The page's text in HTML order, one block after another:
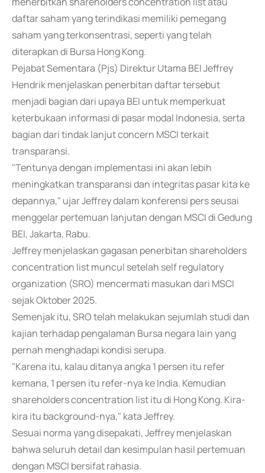
daftar saham yang terindikasi memiliki pemegang
saham yang terkonsentrasi, seperti yang telah
diterapkan di Bursa Hong Kong.
Pejabat Sementara (Pjs) Direktur Utama BEI Jeffrey
Hendrik menjelaskan penerbitan daftar tersebut
menjadi bagian dari upaya BEI untuk memperkuat
keterbukaan informasi di pasar modal Indonesia, serta
bagian dari tindak lanjut concern MSCI terkait
transparansi.
"Tentunya dengan implementasi ini akan lebih
meningkatkan transparansi dan integritas pasar kita ke
depannya," ujar Jeffrey dalam konferensi pers seusai
menggelar pertemuan lanjutan dengan MSCI di Gedung
BEI, Jakarta, Rabu.
Jeffrey menjelaskan gagasan penerbitan shareholders
concentration list muncul setelah self regulatory
organization (SRO) mencermati masukan dari MSCI
sejak Oktober 2025.
Semenjak itu, SRO telah melakukan sejumlah studi dan
kajian terhadap pengalaman Bursa negara lain yang
pernah menghadapi kondisi serupa.
"Karena itu, kalau ditanya angka 1 persen itu refer
kemana, 1 persen itu refer-nya ke India. Kemudian
shareholders concentration list itu di Hong Kong. Kira-
kira itu background-nya," kata Jeffrey.
Sesuai norma yang disepakati, Jeffrey menjelaskan
bahwa seluruh detail dan kesimpulan hasil pertemuan
dengan MSCI bersifat rahasia.